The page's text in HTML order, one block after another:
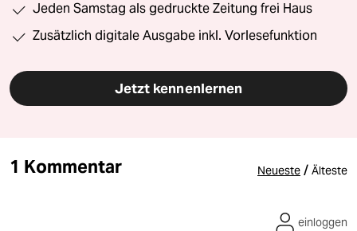
Jeden Samstag als gedruckte Zeitung frei Haus
Zusätzlich digitale Ausgabe inkl. Vorlesefunktion
Jetzt kennenlernen
1 Kommentar Neueste / Älteste
einloggen